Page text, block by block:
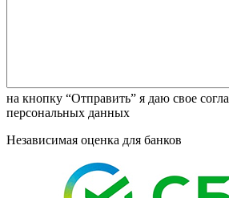
на кнопку “Отправить” я даю свое
персональных данных
Независимая оценка для банков